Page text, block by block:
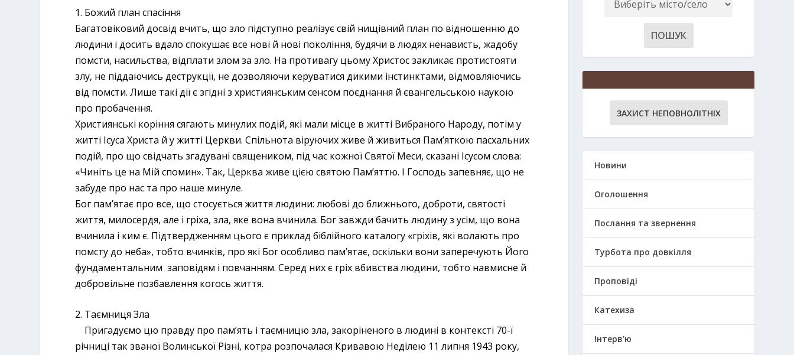
1. Божий план спасіння
Багатовіковий досвід вчить, що зло підступно реалізує свій нищівний план по відношенню до
людини і досить вдало спокушає все нові й нові покоління, будячи в людях ненависть, жадобу
помсти, насильства, відплати злом за зло. На противагу цьому Христос закликає протистояти
злу, не піддаючись деструкції, не дозволяючи керуватися дикими інстинктами, відмовляючись
від помсти. Лише такі дії є згідні з християнським сенсом поєднання й євангельською наукою
про пробачення.
Християнські коріння сягають минулих подій, які мали місце в житті Вибраного Народу, потім у
житті Ісуса Христа й у житті Церкви. Спільнота віруючих живе й живиться Пам’яткою пасхальних
подій, про що свідчать згадувані священиком, під час кожної Святої Меси, сказані Ісусом слова:
«Чиніть це на Мій спомин». Так, Церква живе цією святою Пам’яттю. І Господь запевняє, що не
забуде про нас та про наше минуле.
Бог пам’ятає про все, що стосується життя людини: любові до ближнього, доброти, святості
життя, милосердя, але і гріха, зла, яке вона вчинила. Бог завжди бачить людину з усім, що вона
вчинила і ким є. Підтвердженням цього є приклад біблійного каталогу «гріхів, які волають про
помсту до неба», тобто вчинків, про які Бог особливо пам’ятає, оскільки вони заперечують Його
фундаментальним заповідям і повчанням. Серед них є гріх вбивства людини, тобто навмисне й
добровільне позбавлення когось життя.
2. Таємниця Зла
Пригадуємо цю правду про пам’ять і таємницю зла, закоріненого в людині в контексті 70-ї
річниці так званої Волинської Різні, котра розпочалася Кривавою Неділею 11 липня 1943 року,
ЗАХИСТ НЕПОВНОЛІТНІХ
Новини
Оголошення
Послання та звернення
Турбота про довкілля
Проповіді
Катехиза
Інтерв’ю